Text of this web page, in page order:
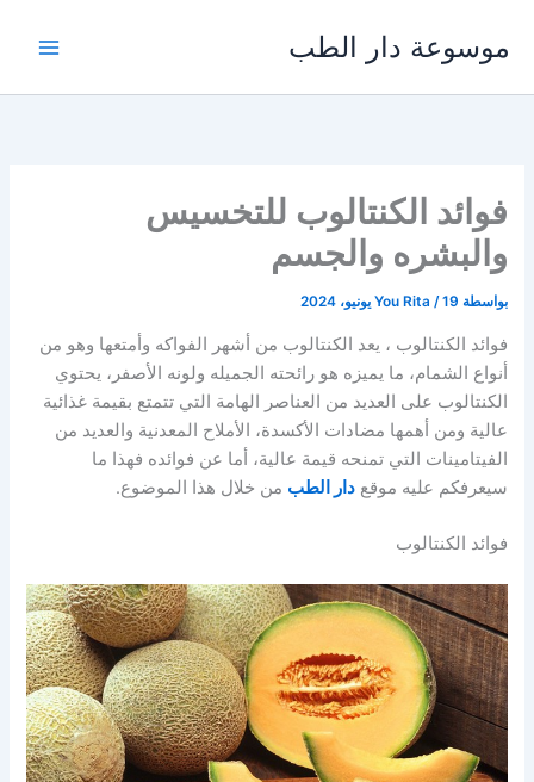
المحتوى
موسوعة دار الطب
فوائد الكنتالوب للتخسيس
والبشره والجسم
بواسطة You Rita /19 يونيو، 2024
فوائد الكنتالوب ، يعد الكنتالوب من أشهر الفواكه وأمتعها وهو من
أنواع الشمام، ما يميزه هو رائحته الجميله ولونه الأصفر، يحتوي
الكنتالوب على العديد من العناصر الهامة التي تتمتع بقيمة غذائية
عالية ومن أهمها مضادات الأكسدة، الأملاح المعدنية والعديد من
الفيتامينات التي تمنحه قيمة عالية، أما عن فوائده فهذا ما
سيعرفكم عليه موقعدار الطب من خلال هذا الموضوع.
فوائد الكنتالوب